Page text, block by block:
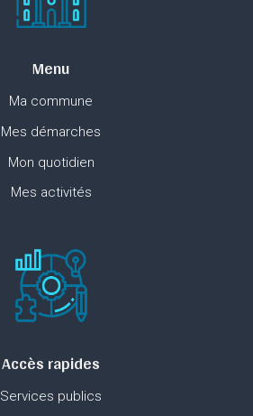
Menu
Ma commune
Mes démarches
Mon quotidien
Mes activités
Accès rapides
Services publics